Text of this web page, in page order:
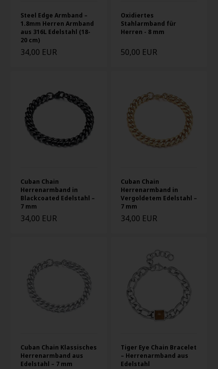
Steel Edge Armband –
1.8mm Herren Armband
aus 316L Edelstahl (18-
20 cm)
34,00 EUR
Oxidiertes
Stahlarmband für
Herren - 8 mm
50,00 EUR
Cuban Chain
Herrenarmband in
Blackcoated Edelstahl –
7 mm
34,00 EUR
Cuban Chain
Herrenarmband in
Vergoldetem Edelstahl –
7 mm
34,00 EUR
Cuban Chain Klassisches
Herrenarmband aus
Edelstahl – 7 mm
Tiger Eye Chain Bracelet
– Herrenarmband aus
Edelstahl